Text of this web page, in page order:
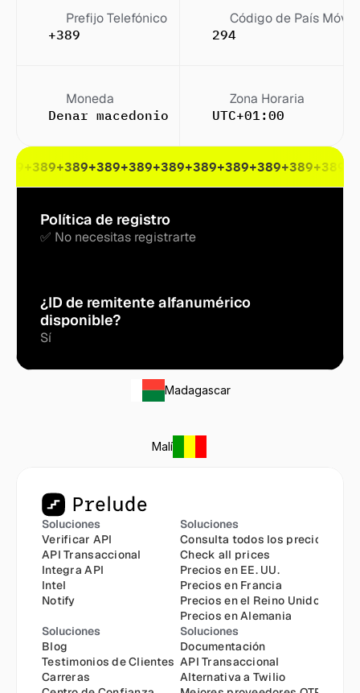
Prefijo Telefónico
+389
Código de País Móvil
294
Moneda
Denar macedonio (DEN)
Zona Horaria
UTC+01:00
+389+389+389+389+389+389+389+389+389+389
Política de registro
✅ No necesitas registrarte
¿ID de remitente alfanumérico
disponible?
Sí
Madagascar
Malí
Soluciones
Verificar API
API Transaccional
Integra API
Intel
Notify
Soluciones
Consulta todos los precios
Check all prices
Precios en EE. UU.
Precios en Francia
Precios en el Reino Unido
Precios en Alemania
Soluciones
Blog
Testimonios de Clientes
Carreras
Soluciones
Documentación
API Transaccional
Alternativa a Twilio